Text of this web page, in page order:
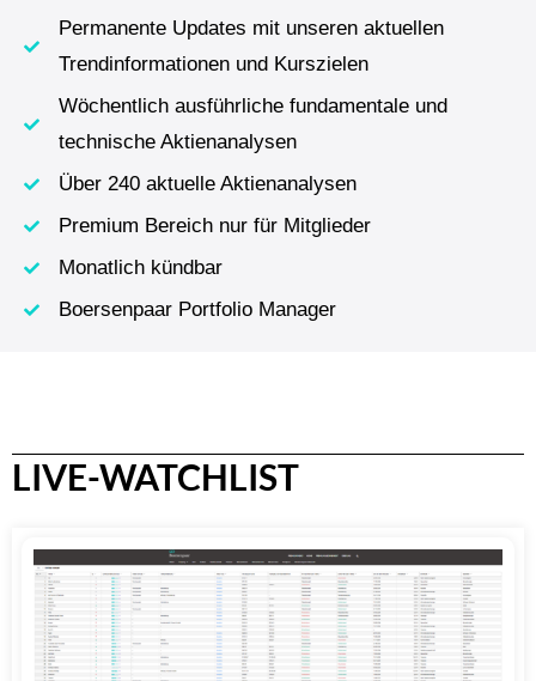
Permanente Updates mit unseren aktuellen
Trendinformationen und Kurszielen
Wöchentlich ausführliche fundamentale und
technische Aktienanalysen
Über 240 aktuelle Aktienanalysen
Premium Bereich nur für Mitglieder
Monatlich kündbar
Boersenpaar Portfolio Manager
LIVE-WATCHLIST